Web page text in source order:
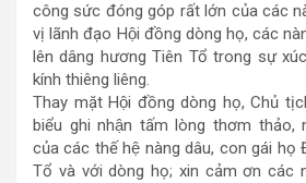
công sức đóng góp rất lớn của các
vị lãnh đạo Hội đồng dòng họ, các
lên dâng hương Tiên Tổ trong sự
kính thiêng liêng.
Thay mặt Hội đồng dòng họ, Chủ
biểu ghi nhận tấm lòng thơm thảo,
của các thế hệ nàng dâu, con gái họ
Tổ và với dòng họ; xin cảm ơn các